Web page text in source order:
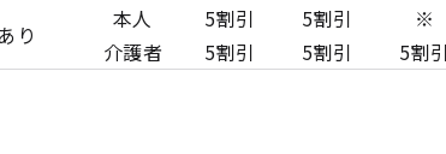
り
本人 5割引 5割引
※
介護者
5割引 5割引
5割引